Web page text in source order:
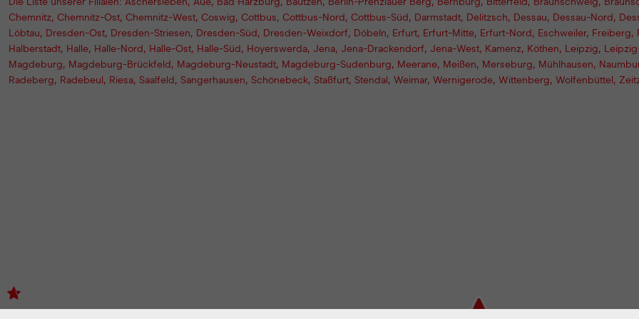
Die Liste unserer Filialen: Aschersleben, Aue, Bad Harzburg, Bautzen, Berlin-Prenzlauer Berg, Bernburg, Bitterfeld , Braunschweig,
Chemnitz, Chemnitz-Ost, Chemnitz-West, Coswig, Cottbus, Cottbus-Nord , Cottbus-Süd , Darmstadt, Delitzsch, Dessau, Dessau-Nord ,
Löbtau, Dresden-Ost, Dresden-Striesen, Dresden-Süd , Dresden-Weixdorf, Döbeln, Erfurt, Erfurt-Mitte, Erfurt-Nord , Eschweiler, Freiberg,
Halberstadt, Halle, Halle-Nord , Halle-Ost, Halle-Süd , Hoyerswerda, Jena, Jena-Drackendorf, Jena-West, Kamenz, Köthen, Leipzig,
Magdeburg, Magdeburg-Brückfeld , Magdeburg-Neustadt, Magdeburg-Sudenburg, Meerane, Meißen, Merseburg, Mühlhausen,
Radeberg, Radebeul , Riesa, Saalfeld , Sangerhausen, Schönebeck, Staßfurt, Stendal , Weimar, Wernigerode, Wittenberg, Wolfenbüttel ,